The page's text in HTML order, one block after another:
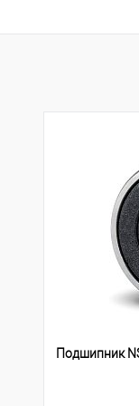
Подшипник